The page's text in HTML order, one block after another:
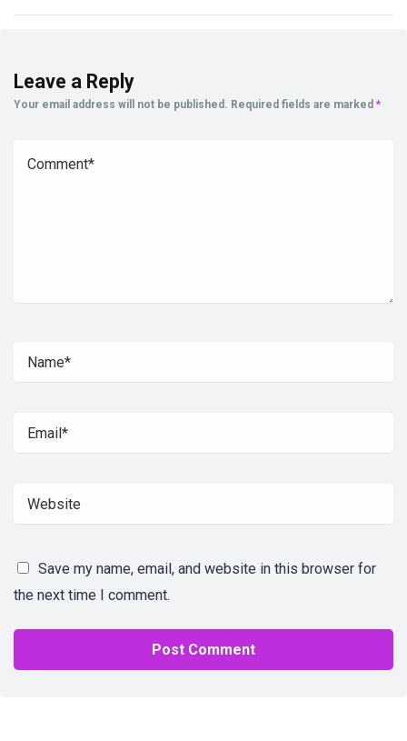
Leave a Reply
Your email address will not be published. Required fields are marked *
Save my name, email, and website in this browser for
the next time I comment.